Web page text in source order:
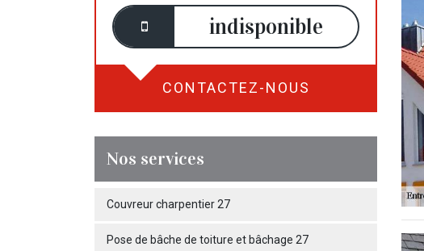
indisponible
CONTACTEZ-NOUS
Nos services
Couvreur charpentier 27
Pose de bâche de toiture et bâchage 27